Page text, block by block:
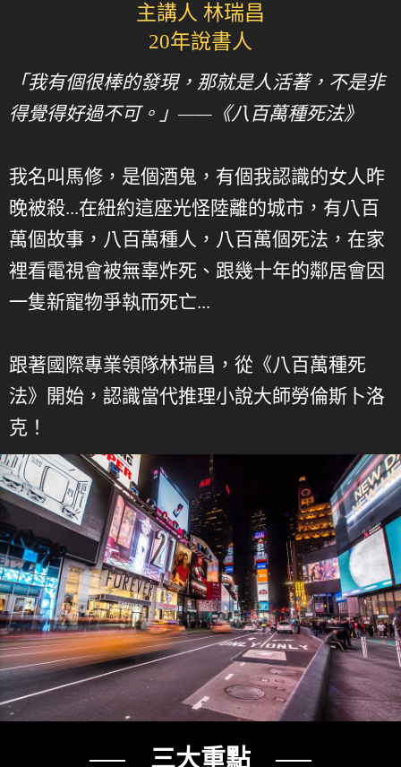
主講人 林瑞昌
20年說書人
「我有個很棒的發現，那就是人活著，不是非
得覺得好過不可。」——《八百萬種死法》
我名叫馬修，是個酒鬼，有個我認識的女人昨
晚被殺...在紐約這座光怪陸離的城市，有八百
萬個故事，八百萬種人，八百萬個死法，在家
裡看電視會被無辜炸死、跟幾十年的鄰居會因
一隻新寵物爭執而死亡...
跟著國際專業領隊林瑞昌，從《八百萬種死
法》開始，認識當代推理小說大師勞倫斯卜洛
克！
── 三大重點 ──